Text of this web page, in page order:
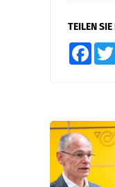
TEILEN